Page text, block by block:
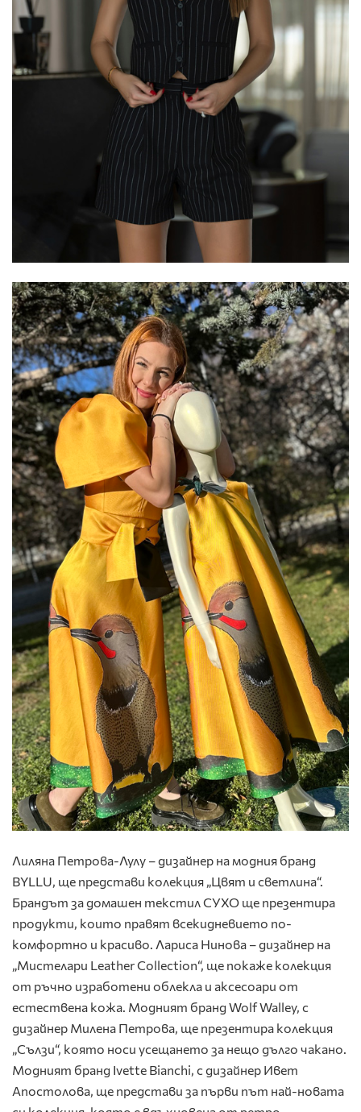
Лиляна Петрова-Лулу – дизайнер на модния бранд
BYLLU, ще представи колекция „Цвят и светлина“.
Брандът за домашен текстил СУХО ще презентира
продукти, които правят всекидневието по-
комфортно и красиво. Лариса Нинова – дизайнер на
„Мистелари Leather Collection“, ще покаже колекция
от ръчно изработени облекла и аксесоари от
естествена кожа. Модният бранд Wolf Walley, с
дизайнер Милена Петрова, ще презентира колекция
„Сълзи“, която носи усещането за нещо дълго чакано.
Модният бранд Ivette Bianchi, с дизайнер Ивет
Апостолова, ще представи за първи път най-новата